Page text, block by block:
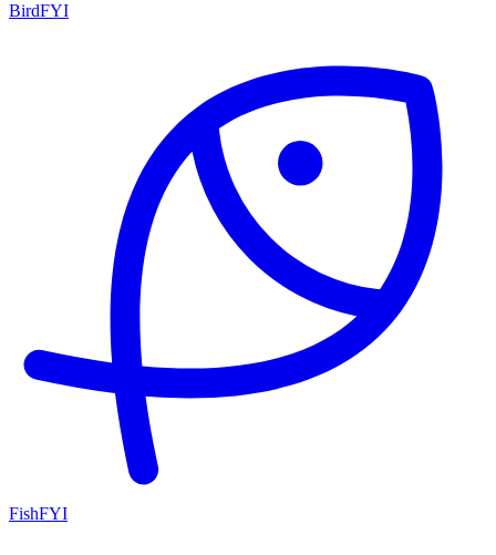
BirdFYI
FishFYI